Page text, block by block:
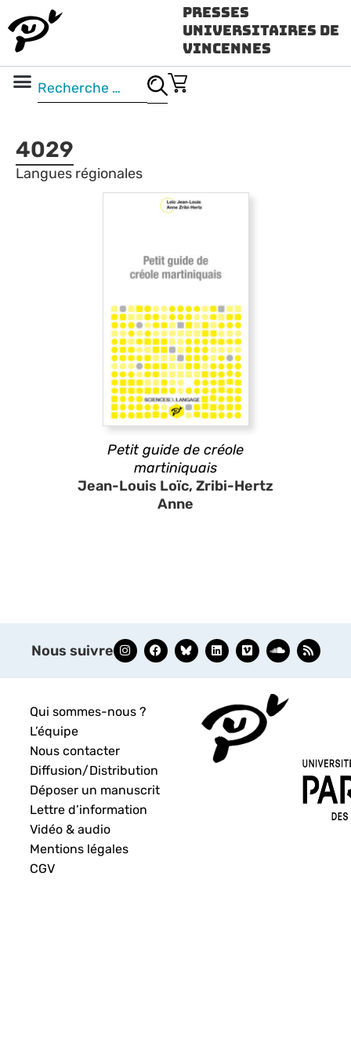
Presses
Universitaires de
Vincennes
4029
Langues régionales
Petit guide de créole
martiniquais
Jean-Louis Loïc, Zribi-Hertz
Anne
Nous suivre
Qui sommes-nous ?
L’équipe
Nous contacter
Diffusion/Distribution
Déposer un manuscrit
Lettre d’information
Vidéo & audio
Mentions légales
CGV